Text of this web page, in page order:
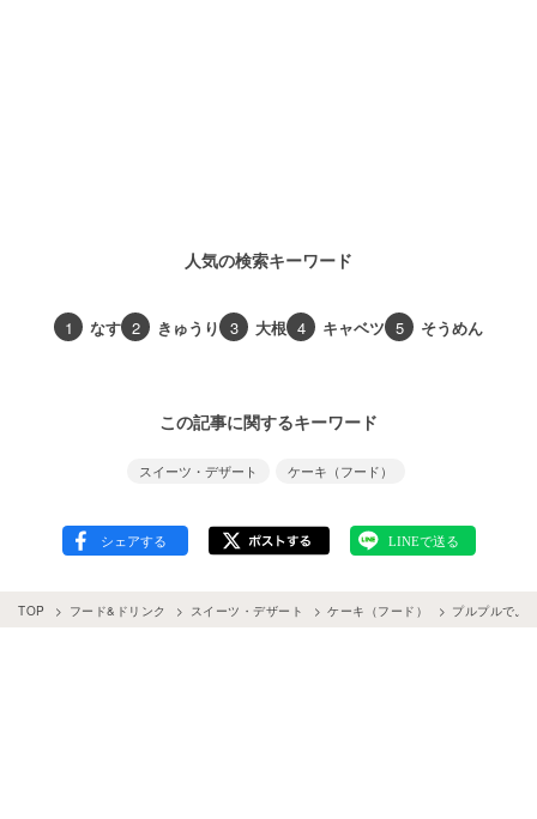
人気の検索キーワード
1 なす 2 きゅうり 3 大根 4 キャベツ 5 そうめん
この記事に関するキーワード
スイーツ・デザート ケーキ（フード）
TOP フード&ドリンク スイーツ・デザート ケーキ（フード） プルプルでふ